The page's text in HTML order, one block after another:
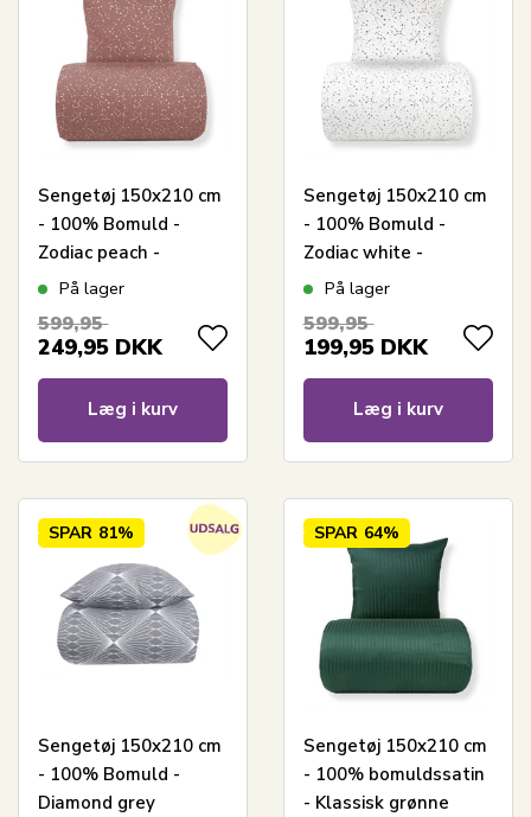
Sengetøj 150x210 cm
- 100% Bomuld -
Zodiac peach -
Vendbart med
På lager
599,95
249,95 DKK
Læg i kurv
Sengetøj 150x210 cm
- 100% Bomuld -
Zodiac white -
Vendbart med
På lager
599,95
199,95 DKK
Læg i kurv
SPAR 81%
Sengetøj 150x210 cm
- 100% Bomuld -
Diamond grey
SPAR 64%
Sengetøj 150x210 cm
- 100% bomuldssatin
- Klassisk grønne